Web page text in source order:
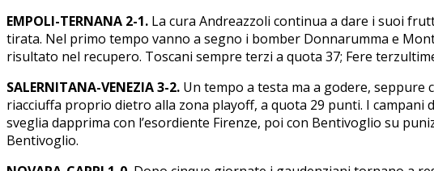
EMPOLI-TERNANA 2-1. La cura Andreazzoli continua a dare i suoi
tirata. Nel primo tempo vanno a segno i bomber Donnarumma e
risultato nel recupero. Toscani sempre terzi a quota 37; Fere
SALERNITANA-VENEZIA 3-2. Un tempo a testa ma a godere, seppure
riacciuffa proprio dietro alla zona playoff, a quota 29 punti. I campani
sveglia dapprima con l’esordiente Firenze, poi con Bentivoglio su
Bentivoglio.